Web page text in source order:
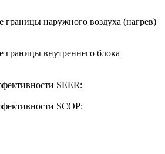
границы наружного воздуха (нагрев)
границы внутреннего блока
SEER:
SCOP: